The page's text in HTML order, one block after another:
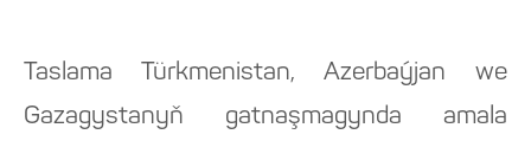
Taslama Türkmenistan, Azerbaýjan we
Gazagystanyň gatnaşmagynda amala